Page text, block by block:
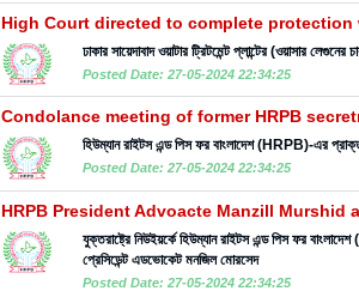
High Court directed to complete protection
ঢাকার সায়েদাবাদ ওয়াটার ট্রিটমেন্ট প্লান্টের (ওয়াসার
Posted Date: 27-05-2024 22:34:25
Condolance meeting of former HRPB
হিউম্যান রাইটস এন্ড পিস ফর বাংলাদেশ (HRPB)-এর
Posted Date: 27-05-2024 22:34:25
HRPB President Advoacte Manzill
যুক্তরাষ্ট্রে নিউইয়র্কে হিউম্যান রাইটস এন্ড পিস ফর
প্রেসিডেন্ট এডভোকেট মনজিল মোরসেদ
Posted Date: 27-05-2024 22:34:25